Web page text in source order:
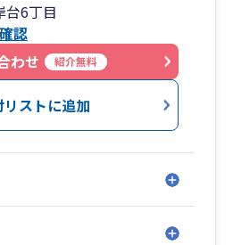
業体制ではありませんが、
うえでのアドバイス
応
経験と柔軟さのバランスが
、
台6丁目
認
わせ
紹介無料
リストに追加